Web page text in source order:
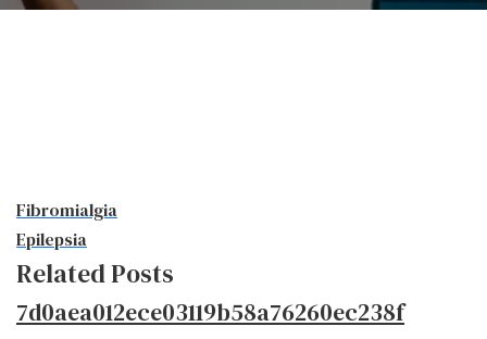
Fibromialgia
Epilepsia
Related Posts
7d0aea012ece03119b58a76260ec238f